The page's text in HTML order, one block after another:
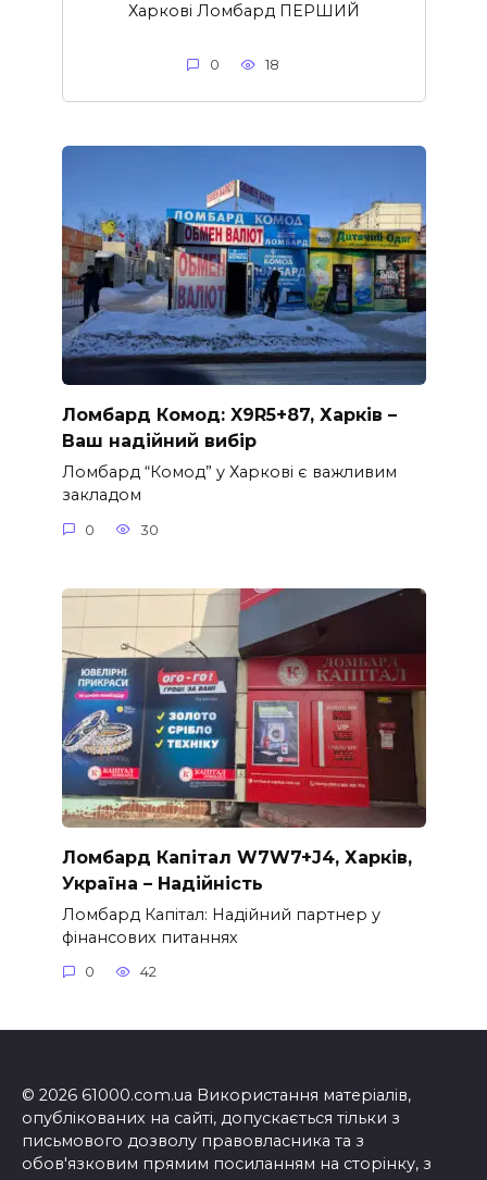
Харкові Ломбард ПЕРШИЙ
0 18
Ломбард Комод: X9R5+87, Харків –
Ваш надійний вибір
Ломбард “Комод” у Харкові є важливим
закладом
0 30
Ломбард Капітал W7W7+J4, Харків,
Україна – Надійність
Ломбард Капітал: Надійний партнер у
фінансових питаннях
0 42
© 2026 61000.com.ua Використання матеріалів,
опублікованих на сайті, допускається тільки з
письмового дозволу правовласника та з
обов'язковим прямим посиланням на сторінку, з